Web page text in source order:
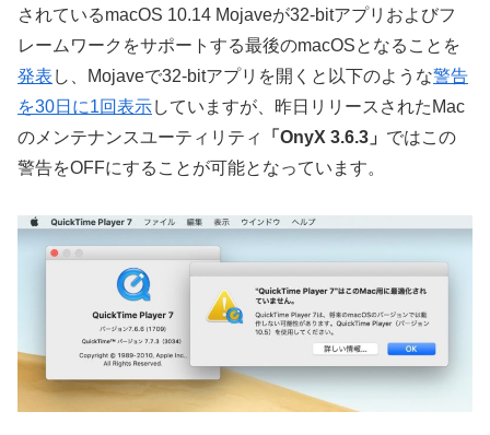
されているmacOS 10.14 Mojaveが32-bitアプリおよびフ
レームワークをサポートする最後のmacOSとなることを
発表 し、Mojaveで32-bitアプリを開くと以下のような警告
を30日に1回表示していますが、昨日リリースされたMac
のメンテナンスユーティリティ
「OnyX 3.6.3」 ではこの
警告をOFFにすることが可能となっています。